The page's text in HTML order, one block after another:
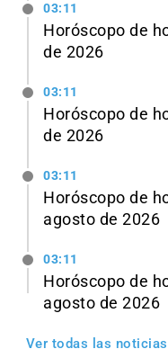
03:11
Horóscopo de
de 2026
03:11
Horóscopo de
de 2026
03:11
Horóscopo de
agosto de 2026
03:11
Horóscopo de
agosto de 2026
Ver todas las noticias